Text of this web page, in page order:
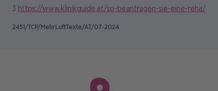
3 https://www.klinikguide.at/so-beantragen-sie-eine-reha/
2451/TCP/MehrLuftTexte/AT/07-2024